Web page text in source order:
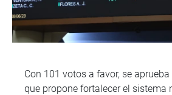
Con 101 votos a favor, se
que propone fortalecer el sistema